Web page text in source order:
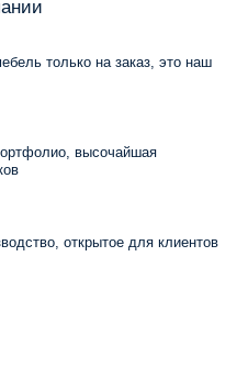
только на заказ, это наш
высочайшая
открытое для клиентов